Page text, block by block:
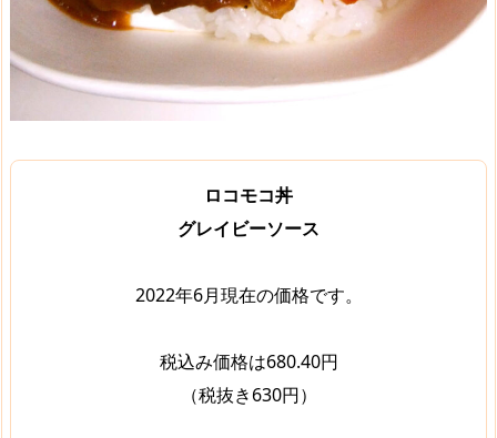
ロコモコ丼
グレイビーソース
2022年6月現在の価格です。
税込み価格は680.40円
（税抜き630円）